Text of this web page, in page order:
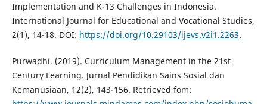
Implementation and K-13 Challenges in Indonesia.
International Journal for Educational and Vocational Studies,
2(1), 14-18. DOI: https://doi.org/10.29103/ijevs.v2i1.2263.
Purwadhi. (2019). Curriculum Management in the 21st
Century Learning. Jurnal Pendidikan Sains Sosial dan
Kemanusiaan, 12(2), 143-156. Retrieved fom: